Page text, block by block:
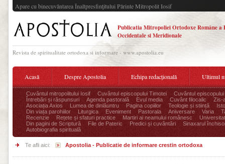
Apare cu binecuvântarea Înaltpresfinţitului Părinte Mitropolit Iosif
Publicatia Mitropoliei Ortodoxe Române a
Occidentale si Meridionale
Revista de spiritualitate ortodoxa si informare - www.apostolia.eu
Acasă Despre Apostolia Echipa redacțională Ultimul
Cuvântul mitropolitului Iosif Cuvântul episcopului Timotei
Cuvântul episcopului
Întrebări și răspunsuri
Agenda pastorală Evul media Cuvânt filocalic
Zis-
Asociația Axios
Lumea de dinlăuntru Pagina copiilor Teologie și stiință
Din viața parohiilor
Liturgica Eveniment Pastorala Aniversare Varia
Recenzie
Rețete și sfaturi practice Martiri ai neamului românesc
Din pagini de Scriptură
File de Pateric Predici și cuvântări
Sinaxarul
Autobiografia spirituală
Te afli aici: Apostolia - Publicatie de informare crestin ortodoxa